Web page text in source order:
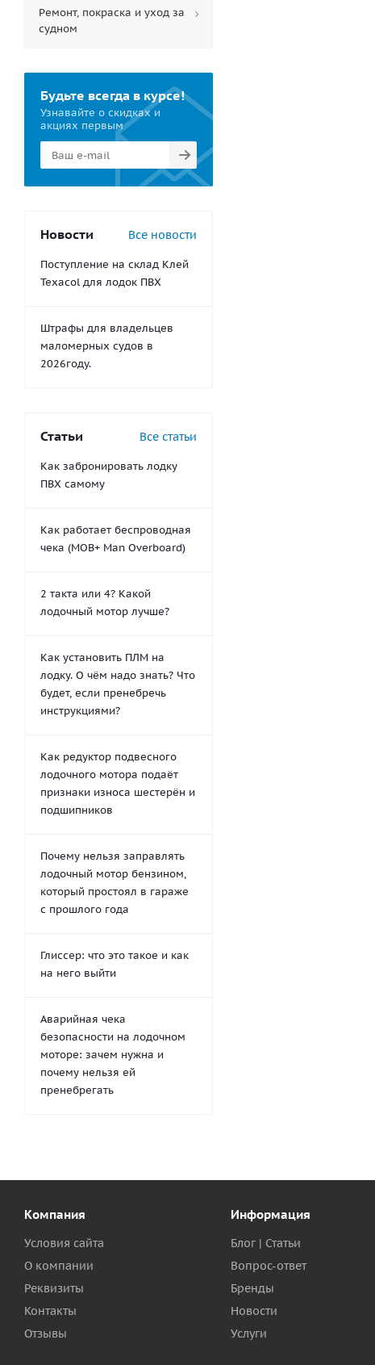
Ремонт, покраска и уход за
судном
Будьте всегда в курсе!
Узнавайте о скидках и
акциях первым
Новости Все новости
Поступление на склад Клей
Texacol для лодок ПВХ
Штрафы для владельцев
маломерных судов в
2026году.
Статьи Все статьи
Как забронировать лодку
ПВХ самому
Как работает беспроводная
чека (MOB+ Man Overboard)
2 такта или 4? Какой
лодочный мотор лучше?
Как установить ПЛМ на
лодку. О чём надо знать? Что
будет, если пренебречь
инструкциями?
Как редуктор подвесного
лодочного мотора подаёт
признаки износа шестерён и
подшипников
Почему нельзя заправлять
лодочный мотор бензином,
который простоял в гараже
с прошлого года
Глиссер: что это такое и как
на него выйти
Аварийная чека
безопасности на лодочном
моторе: зачем нужна и
почему нельзя ей
пренебрегать
Компания
Условия сайта
О компании
Реквизиты
Контакты
Отзывы
Информация
Блог | Статьи
Вопрос-ответ
Бренды
Новости
Услуги